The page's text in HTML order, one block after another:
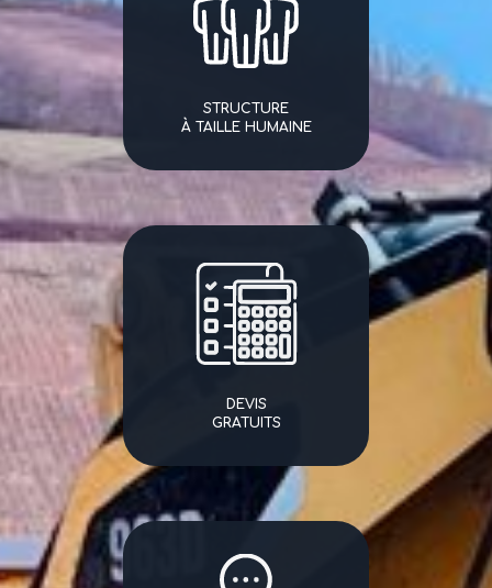
STRUCTURE
À TAILLE HUMAINE
DEVIS
GRATUITS